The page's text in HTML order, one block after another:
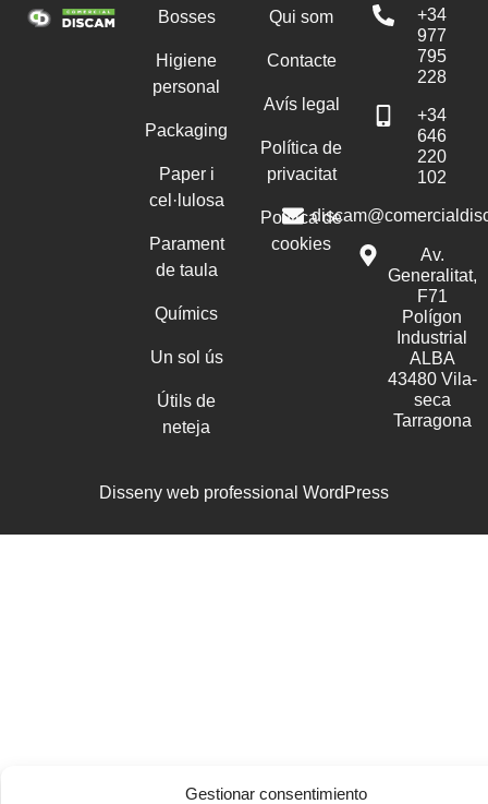
Gestionar consentimiento
Bosses
Higiene
personal
Packaging
Paper i
cel·lulosa
Parament
de taula
Químics
Un sol ús
Útils de
neteja
Qui som
Contacte
Avís legal
Política de
privacitat
Política de
cookies
+34
977
795
228
+34
646
220
102
Av.
Generalitat,
F71
Polígon
Industrial
ALBA
43480 Vila-
seca
Tarragona
Disseny web professional WordPress